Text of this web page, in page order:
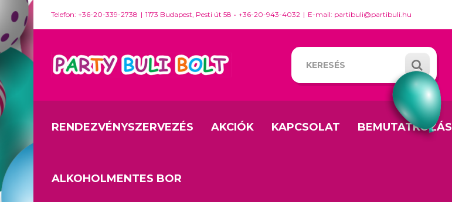
Telefon: +36-20-339-2738 1173 Budapest, Pesti út 58 +36-20-943-4032 E-mail: partibuli@partibuli.hu
RENDEZVÉNYSZERVEZÉS AKCIÓK KAPCSOLAT BEMUTATKOZÁS
ALKOHOLMENTES BOR